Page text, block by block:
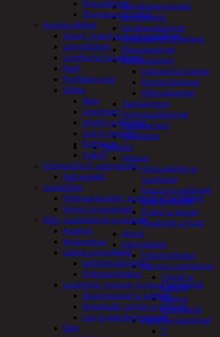
Aurinkokennovalot
Koristevalot
Koristevalaisimet
Loisteputket ja lamput
Pihavalaisimet
Sisävalaisimet
Lednauhat ja listat
Pöytävalaisimet
Yleisvalaisimet
Taskulamput
Työmaavalaisimet
Taskulamput
Tarvikkeet
Työkalut
Hitsaus
Hitsauskolvit ja
suuttimet
Kaasut ja polttimet
Lasit ja maskit
Puikot ja langat
Tinakolvit ja tinat
Imurit
Käsityökalut
Erikoistyökalut
Hionta ja puhdistus
Tyynyt ja
paperit
Viilat ja
teräsharjat
Hylsyt ja vääntimet
1"
Pesuvälineet
Shampoot ja vahat
Autotarvikkeet
Kalvot, matot ja muut tarvikkeet
Lämmittimet
Lumiharjat ja peitteet
Peilit
Pyyhkijänsulat
Sähkö
Akut
invertterit
Johdot ja liittimet
Lisä ja työvalot
Polttimot
Tulpat
Irtomoottorit, aggregaatit
Aggregaatit
Lisälaitteet
Polttoainesäiliöt, pumput ja tarvikkeet
Vinssit ja varusteet
Öljyt, suodattimet ja nesteet
Avaimet
Imupumput
Letkut ja tarvikkeet
Jäähdyttäjänletkut
Polttoaineletkut
Liuottimet, massat, ja muut kemikaalit
Alustamassat ja pakkelit
Kemikaalit, sprayt ja silikonit
Lasi ja jäähdytinnesteet
Öljyt